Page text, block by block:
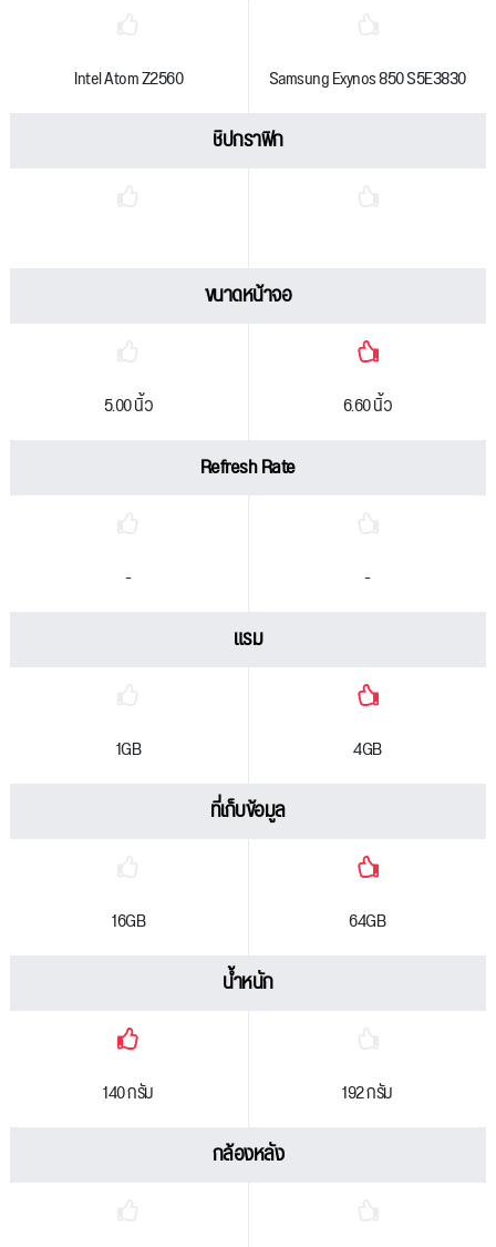
Intel Atom Z2560 Samsung Exynos 850 S5E3830
ชิปกราฟิก
ขนาดหน้าจอ
5.00 นิ้ว 6.60 นิ้ว
Refresh Rate
- -
แรม
1GB 4GB
ที่เก็บข้อมูล
16GB 64GB
น้ำหนัก
140 กรัม 192 กรัม
กล้องหลัง